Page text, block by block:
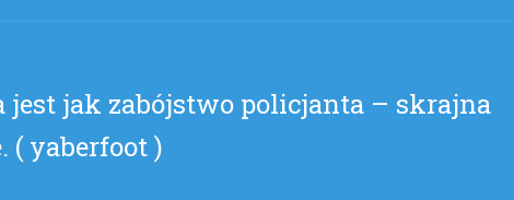
jest jak zabójstwo policjanta – skrajna
( yaberfoot )